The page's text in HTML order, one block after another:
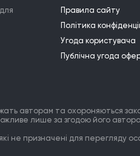
Правила сайту
Політика
Угода користувача
Публічна угода
авторам та охороняються
лише за згодою його
не призначені для перегляду